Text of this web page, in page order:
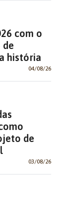
com o
história
04/08/26
de
03/08/26